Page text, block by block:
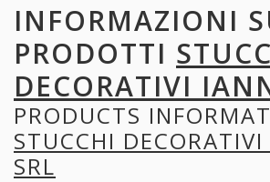
INFORMAZIONI
PRODOTTI
DECORATIVI
PRODUCTS
STUCCHI
SRL